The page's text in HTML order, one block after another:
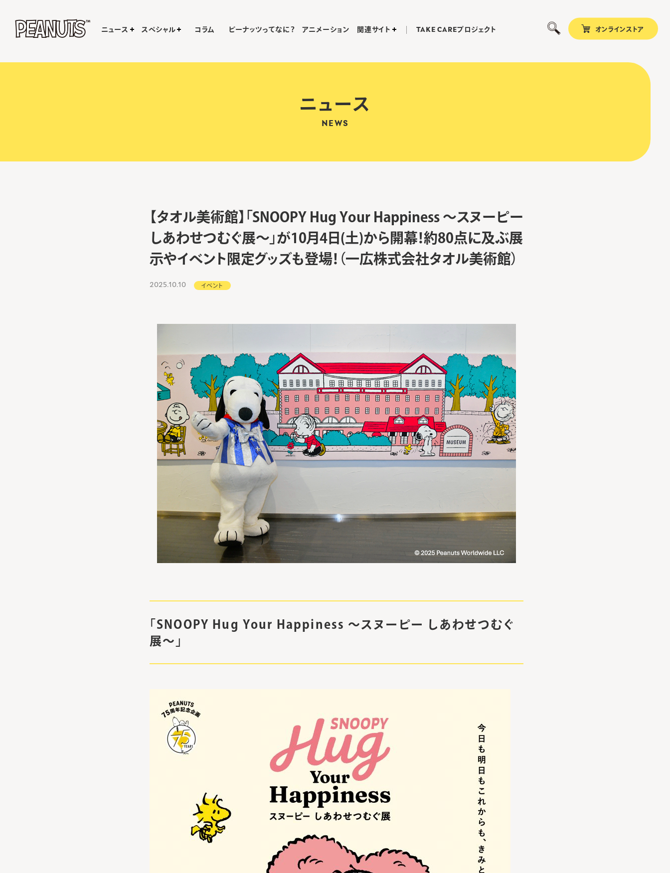
オンラインストア
ニュース スペシャル コラム ピーナッツってなに？ アニメーション 関連サイト TAKE CAREプロジェクト
ニュース
NEWS
【タオル美術館】「SNOOPY Hug Your Happiness ～スヌーピー
しあわせつむぐ展～」が10月4日(土)から開幕！約80点に及ぶ展
示やイベント限定グッズも登場！（一広株式会社タオル美術館）
2025.10.10 イベント
「SNOOPY Hug Your Happiness ～スヌーピー しあわせつむぐ
展～」